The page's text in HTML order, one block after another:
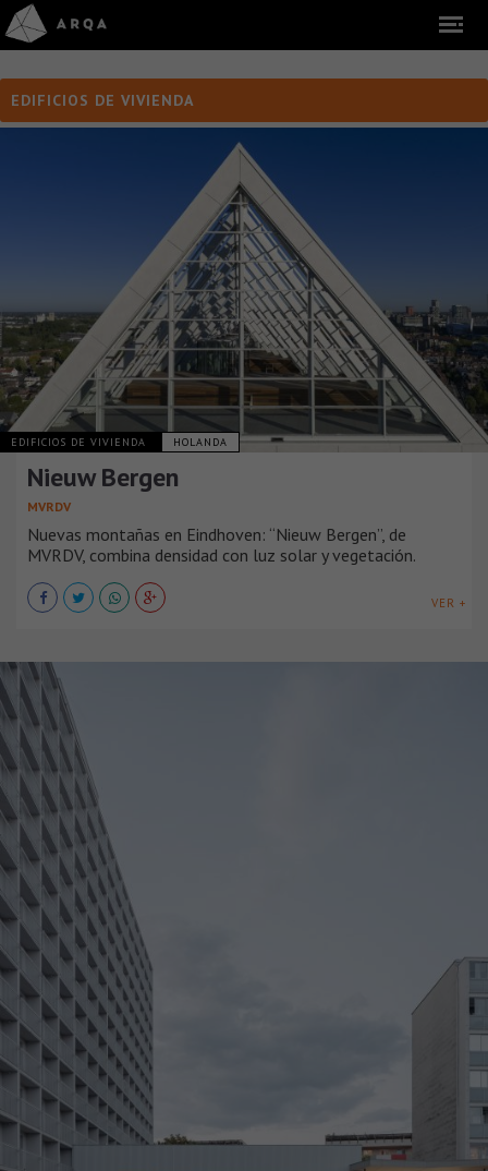
EDIFICIOS DE VIVIENDA
EDIFICIOS DE VIVIENDA HOLANDA
Nieuw Bergen
MVRDV
Nuevas montañas en Eindhoven: “Nieuw Bergen”, de
MVRDV, combina densidad con luz solar y vegetación.
VER +